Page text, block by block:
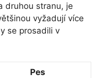
druhou stranu, je
vyžadují více
se prosadili v
Pes